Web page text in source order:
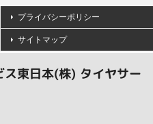
プライバシーポリシー
サイトマップ
東日本(株) タイヤサー